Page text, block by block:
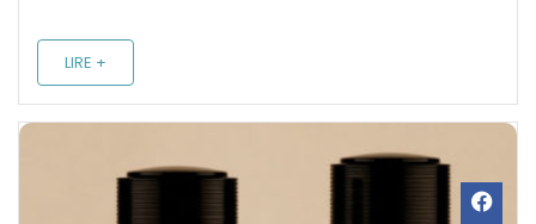
punch immédiat et cette sensation de fruit
LIRE +